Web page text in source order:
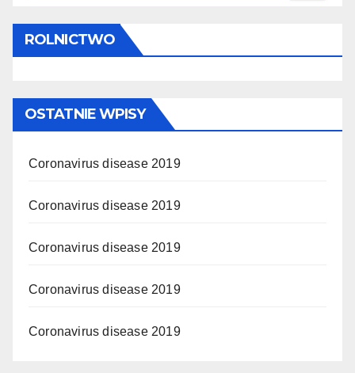
ROLNICTWO
OSTATNIE WPISY
Coronavirus disease 2019
Coronavirus disease 2019
Coronavirus disease 2019
Coronavirus disease 2019
Coronavirus disease 2019